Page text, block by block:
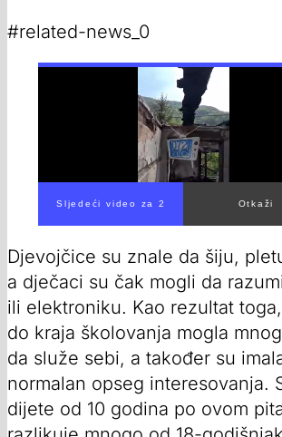
#related-news_0
Djevojčice su znale da šiju,
a dječaci su čak mogli da
ili elektroniku. Kao rezultat
do kraja školovanja mogla
da služe sebi, a također su
normalan opseg interesovanja.
dijete od 10 godina po ovom